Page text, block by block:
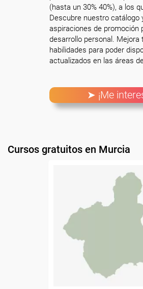
(hasta un 30% 40%), a los
Descubre nuestro catálogo
aspiraciones de promoción
desarrollo personal.
habilidades para poder
actualizados en las áreas
➤ ¡Me
Cursos gratuitos en Murcia